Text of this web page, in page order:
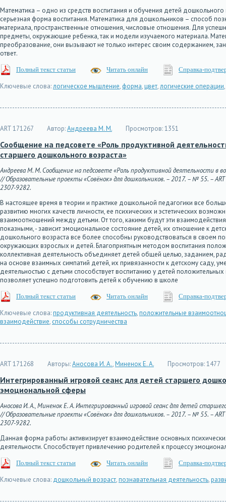
Математика – одно из средств воспитания и обучения детей
серьезная форма воспитания. Математика для дошкольников – способ
материала, пространственные отношения, числовые отношения. Для
предметы, окружающие ребенка, так и модели изучаемого материала.
преобразование, они вызывают не только интерес своим содержанием,
ответ.
Полный текст статьи Читать онлайн Справка-
Ключевые слова:логическое мышление, форма,цвет,логические операции,
ART 171267 Автор:Андреева М. М. Просмотров:1351
Сообщение на педсовете «Роль продуктивной
старшего дошкольного возраста»
Андреева М. М. Сообщение на педсовете «Роль продуктивной деятельности
// Образовательные проекты «Совёнок» для дошкольников. – 2017. – № 55. –
2307-9282.
В настоящее время в теории и практике дошкольной педагогики все
развитию многих качеств личности, ее психических и эстетических
взаимоотношений между детьми. От того, какими будут эти
показными, - зависит эмоциональное состояние детей, их отношение к
дошкольного возраста все более способны руководствоваться в своем
окружающих взрослых и детей. Благоприятным методом воспитания
коллективная деятельность объединяет детей общей целью, заданием,
на основе взаимных симпатий детей, их привязанности к детскому саду,
деятельностью с детьми способствует воспитанию у детей
позволяет успешно подготовить детей к обучению в школе
Полный текст статьи Читать онлайн Справка-
Ключевые слова:продуктивная деятельность,положительные
взаимодействие, способы сотрудничества
ART 171268 Авторы:Аносова И. А.,Миненок Е. А. Просмотров:1477
Интегрированный игровой сеанс для детей старшего
эмоциональной сферы
Аносова И. А., Миненок Е. А. Интегрированный игровой сеанс для детей
// Образовательные проекты «Совёнок» для дошкольников. – 2017. – № 55. –
2307-9282.
Данная форма работы активизирует взаимодействие основных
деятельности. Способствует привлечению родителей к процессу
Полный текст статьи Читать онлайн Справка-
Ключевые слова: дошкольный возраст,познавательная деятельность,